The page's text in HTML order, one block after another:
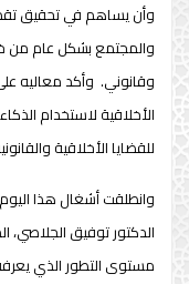
وأن يساهم في تحقيق
والمجتمع بشكل عام من
وقانوني. وأكد معاليه
الأخلاقية لاستخدام
للقضايا الأخلاقية
وانطلقت أشغال هذا
الدكتور توفيق الجلاصي،
مستوى التطور الذي